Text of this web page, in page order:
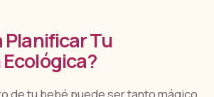
Planificar Tu
de tu bebé puede ser tanto mágico